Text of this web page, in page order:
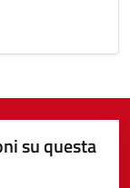
su questa